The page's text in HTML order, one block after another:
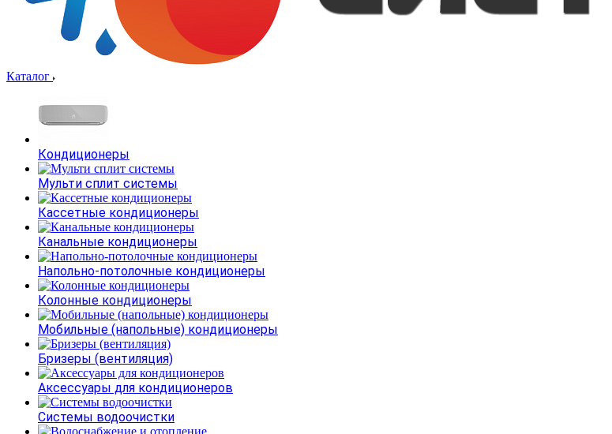
Каталог
Кондиционеры
Мульти сплит системы
Кассетные кондиционеры
Канальные кондиционеры
Напольно-потолочные кондиционеры
Колонные кондиционеры
Мобильные (напольные) кондиционеры
Бризеры (вентиляция)
Аксессуары для кондиционеров
Системы водоочистки